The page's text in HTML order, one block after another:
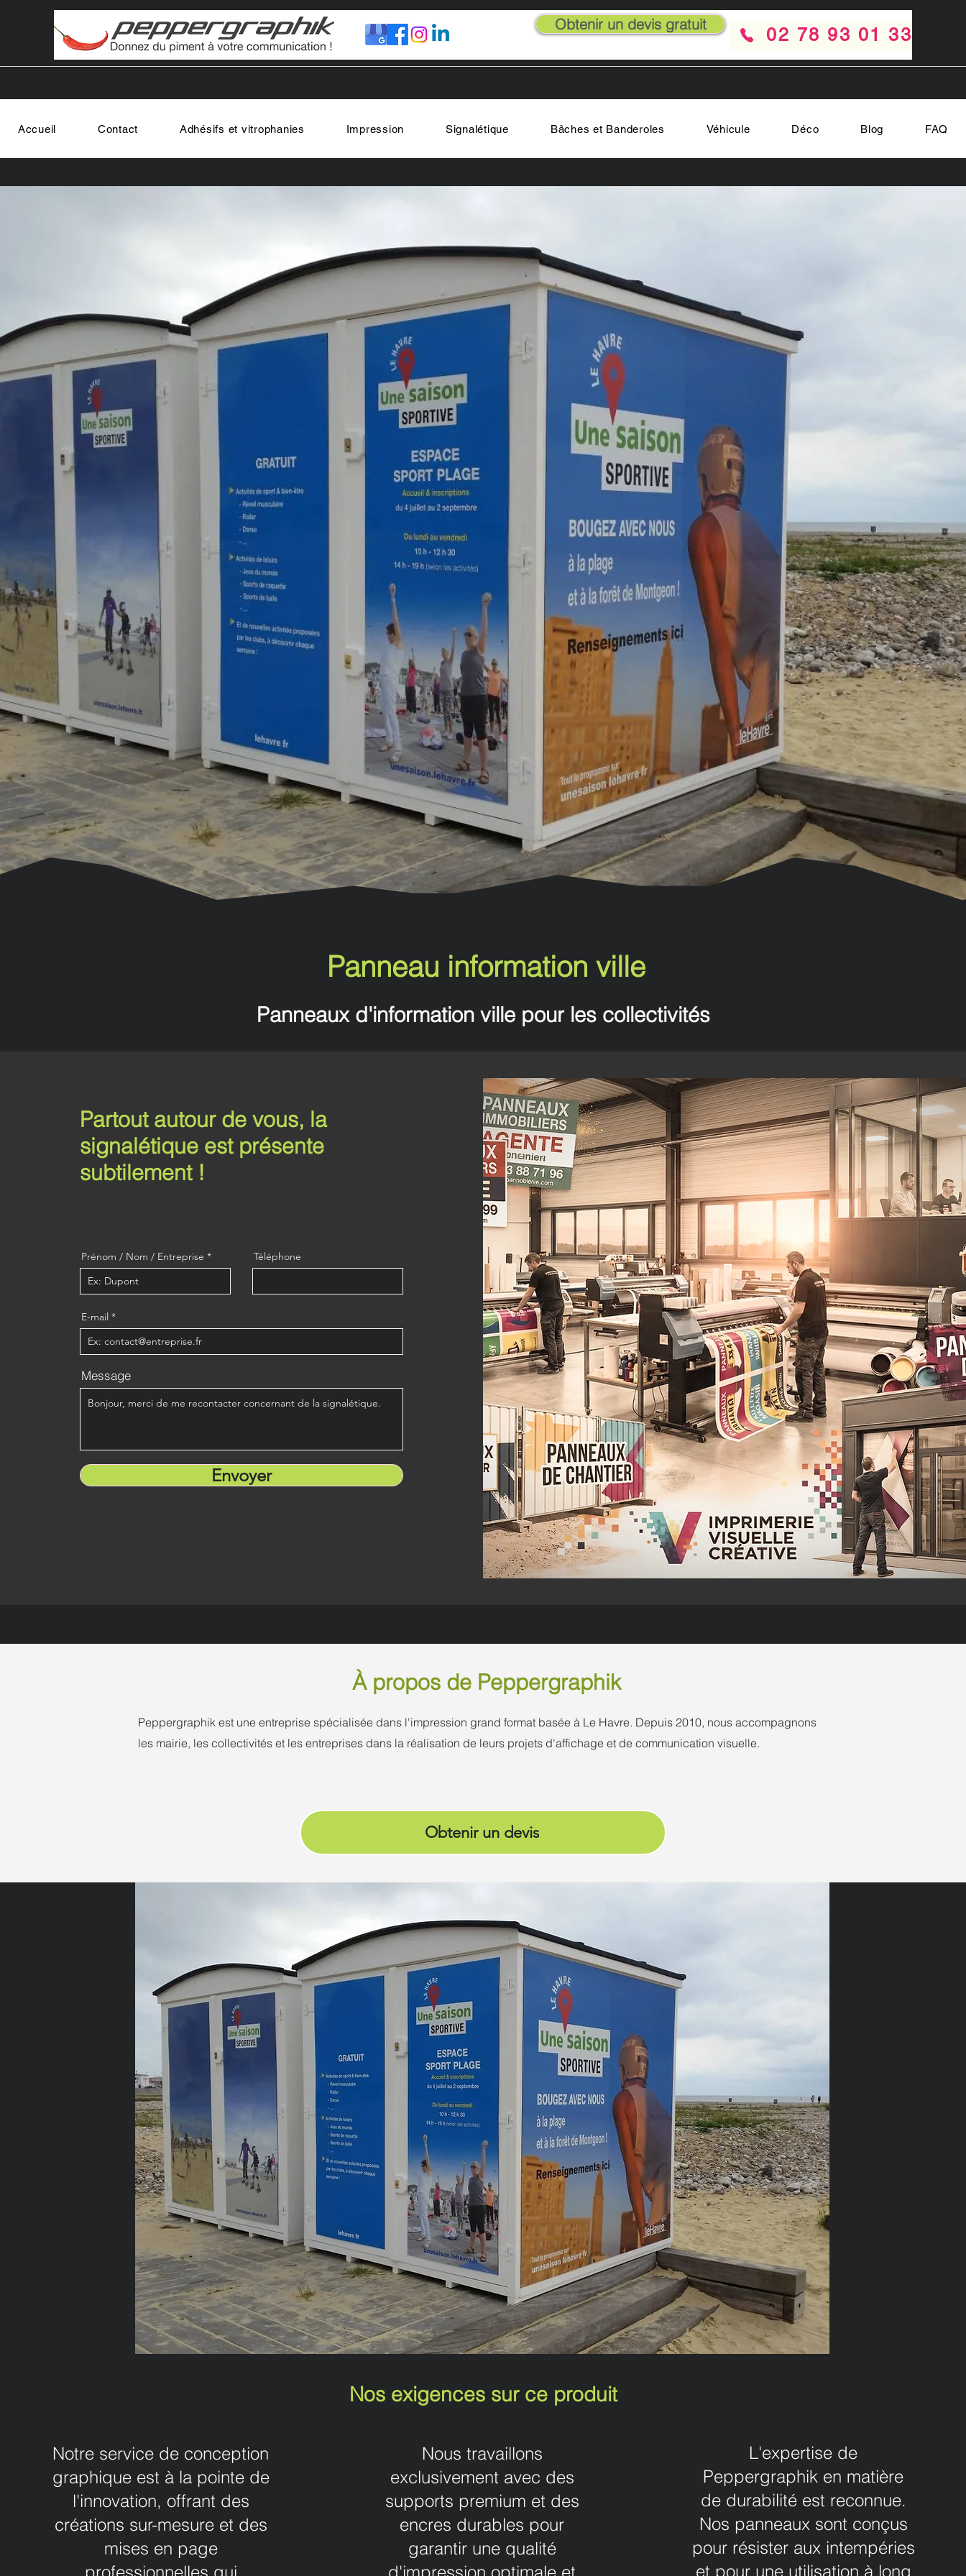
Obtenir un devis gratuit
02 78 93 01 33
Accueil Contact Adhésifs et vitrophanies Impression Signalétique Bâches et Banderoles Véhicule Déco Blog FAQ
Panneau information ville
Panneaux d'information ville pour les collectivités
Partout autour de vous, la
signalétique est présente
subtilement !
Prénom / Nom / Entreprise Téléphone
E-mail
Message
Envoyer
À propos de Peppergraphik
Peppergraphik est une entreprise spécialisée dans l'impression grand format basée à Le Havre. Depuis 2010, nous accompagnons
les mairie, les collectivités et les entreprises dans la réalisation de leurs projets d'affichage et de communication visuelle.
Obtenir un devis
Nos exigences sur ce produit
Notre service de conception
graphique est à la pointe de
l'innovation, offrant des
créations sur-mesure et des
mises en page
Nous travaillons
exclusivement avec des
supports premium et des
encres durables pour
garantir une qualité
L'expertise de
Peppergraphik en matière
de durabilité est reconnue.
Nos panneaux sont conçus
pour résister aux intempéries
et pour une utilisation à long